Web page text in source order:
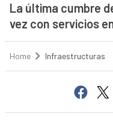
La última cumbre
vez con servicios
Home Infraestructuras